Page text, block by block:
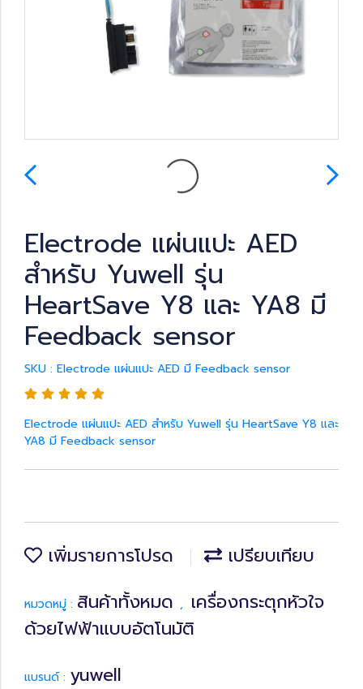
Electrode แผ่นแปะ AED
สำหรับ Yuwell รุ่น
HeartSave Y8 และ YA8 มี
Feedback sensor
SKU : Electrode แผ่นแปะ AED มี Feedback sensor
Electrode แผ่นแปะ AED สำหรับ Yuwell รุ่น HeartSave Y8 และ
YA8 มี Feedback sensor
เพิ่มรายการโปรด เปรียบเทียบ
หมวดหมู่ : สินค้าทั้งหมด , เครื่องกระตุกหัวใจ
ด้วยไฟฟ้าแบบอัตโนมัติ
แบรนด์ : yuwell